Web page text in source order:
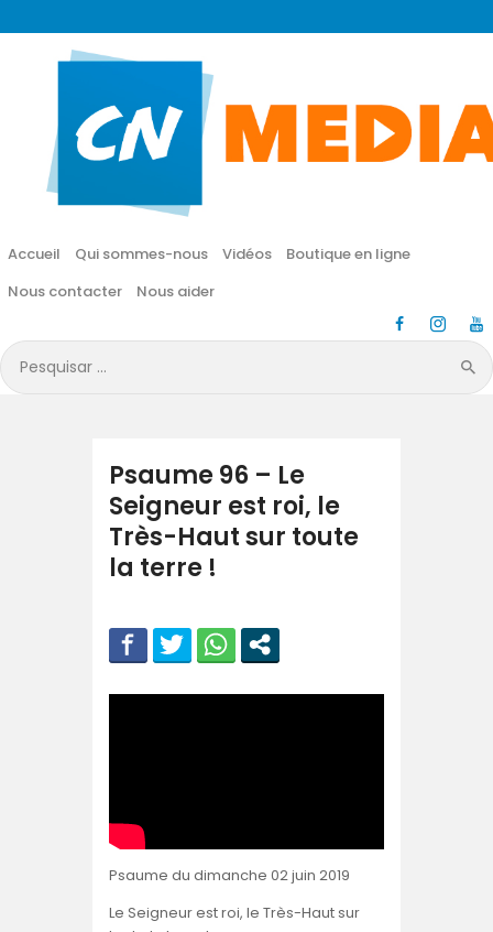
Accueil Qui sommes-nous Vidéos
Boutique en ligne
Nous contacter
Nous aider
Pesquisar
por:
CN MÉDIA
Une vie nouvelle en JESUS !
Accueil
Vidéos
Boutique en ligne
Nous aider
Psaume 96 – Le
Seigneur est roi, le
Très-Haut sur toute
la terre !
Psaume du dimanche 02 juin 2019
Le Seigneur est roi, le Très-Haut sur